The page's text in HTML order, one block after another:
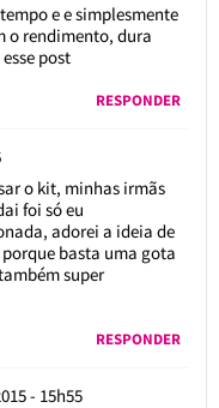
e e simplesmente
o rendimento, dura
post
RESPONDER
o kit, minhas irmãs
foi só eu
adorei a ideia de
basta uma gota
super
RESPONDER
- 15h55